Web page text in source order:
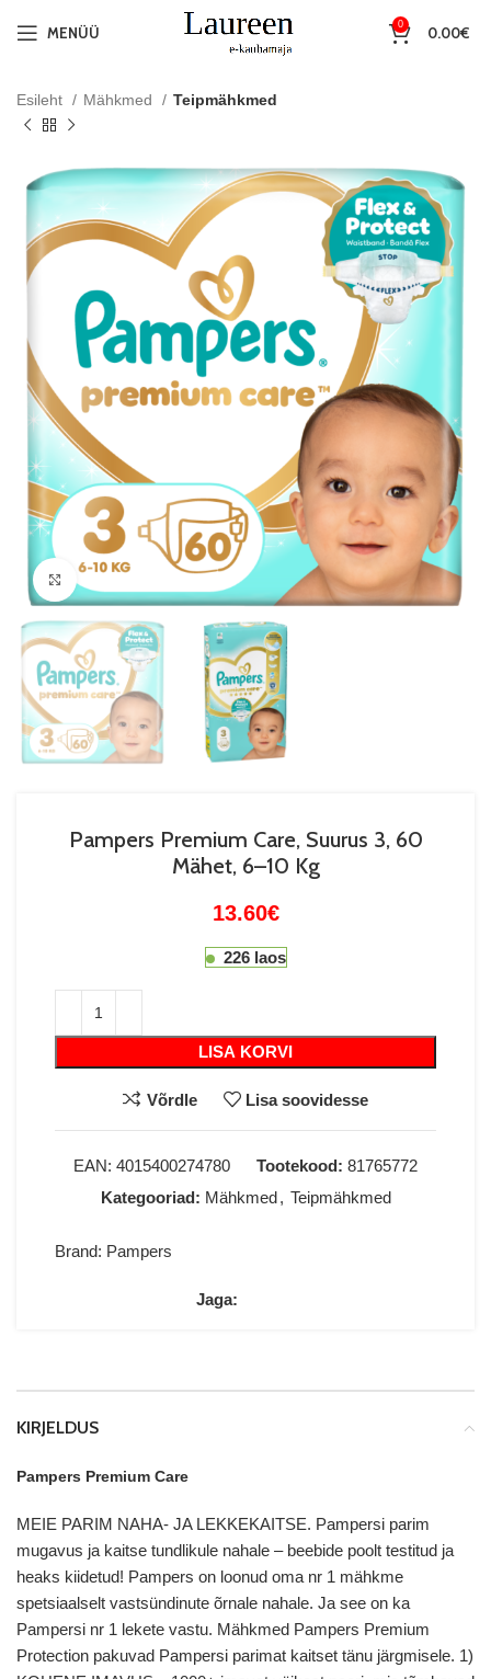
MENÜÜ 0 0.00€
Esileht Mähkmed Teipmähkmed
Suurenda
Pampers Premium Care, Suurus 3, 60
Mähet, 6–10 Kg
13.60€
226 laos
LISA KORVI
Võrdle Lisa soovidesse
EAN: 4015400274780 Tootekood: 81765772
Kategooriad: Mähkmed , Teipmähkmed
Brand: Pampers
Jaga:
KIRJELDUS
Pampers Premium Care
MEIE PARIM NAHA- JA LEKKEKAITSE. Pampersi parim
mugavus ja kaitse tundlikule nahale – beebide poolt testitud ja
heaks kiidetud! Pampers on loonud oma nr 1 mähkme
spetsiaalselt vastsündinute õrnale nahale. Ja see on ka
Pampersi nr 1 lekete vastu. Mähkmed Pampers Premium
Protection pakuvad Pampersi parimat kaitset tänu järgmisele. 1)